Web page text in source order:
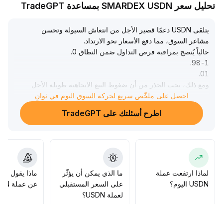
تحليل سعر SMARDEX USDN بمساعدة TradeGPT
يتلقى USDN دعمًا قصير الأجل من انتعاش السيولة وتحسن
مشاعر السوق، مما دفع الأسعار نحو الارتداد.
حالياً يُنصح بمراقبة فرص التداول ضمن النطاق 0
.
98-1
.
01
.
ومع ذلك، يجب الحذر من أن ضغوط البيع الاتجاهية طويلة الأجل
من الصعب تغييرها؛ ففي حال ضعف السيولة أو تصاعد مشاعر
التحوط، ستزداد مخاطر التثبيت والضغوط على التقييم مرة أخرى
يُنصح بالتحكم المنطقي في المراكز، وتخفيضها تدريجياً عند
احصل على ملخّص سريع لحركة السوق اليوم في ثوانٍ
اطرح أسئلتك على TradeGPT
لماذا ارتفعت عملة
USDN اليوم؟
ما الذي يمكن أن يؤثّر
على السعر المستقبلي
لعملة USDN؟
ماذا يقول
عن عملة USDN؟